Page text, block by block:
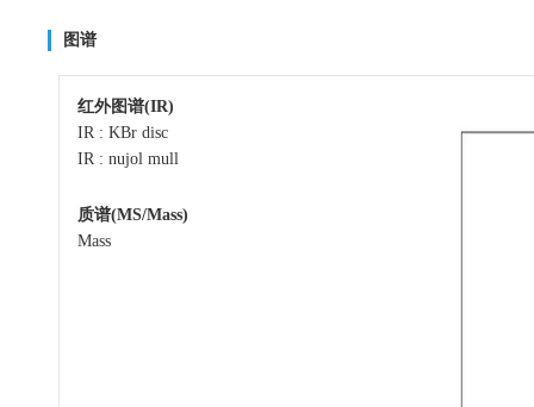
图谱
红外图谱(IR)
IR : KBr disc
IR : nujol mull
质谱(MS/Mass)
Mass